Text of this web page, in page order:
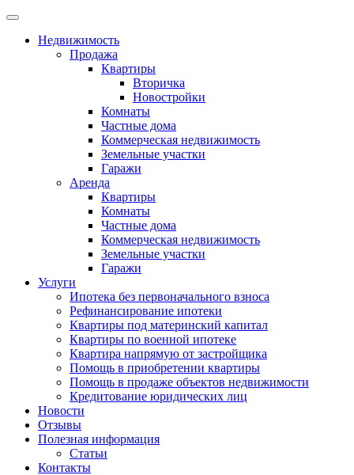
Недвижимость
Продажа
Квартиры
Вторичка
Новостройки
Комнаты
Частные дома
Коммерческая недвижимость
Земельные участки
Гаражи
Аренда
Квартиры
Комнаты
Частные дома
Коммерческая недвижимость
Земельные участки
Гаражи
Услуги
Ипотека без первоначального взноса
Рефинансирование ипотеки
Квартиры под материнский капитал
Квартиры по военной ипотеке
Квартира напрямую от застройщика
Помощь в приобретении квартиры
Помощь в продаже объектов недвижимости
Кредитование юридических лиц
Новости
Отзывы
Полезная информация
Статьи
Контакты